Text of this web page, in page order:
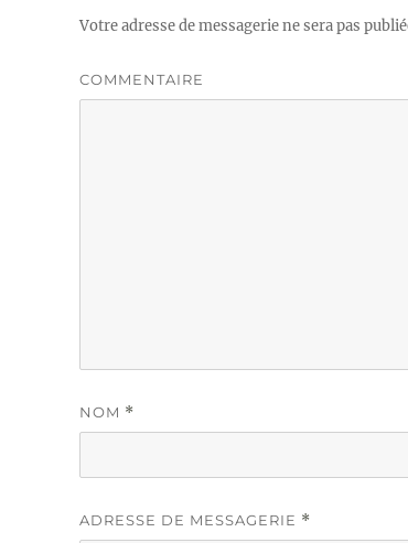
Votre adresse de messagerie ne sera pas
COMMENTAIRE
NOM *
ADRESSE DE MESSAGERIE *